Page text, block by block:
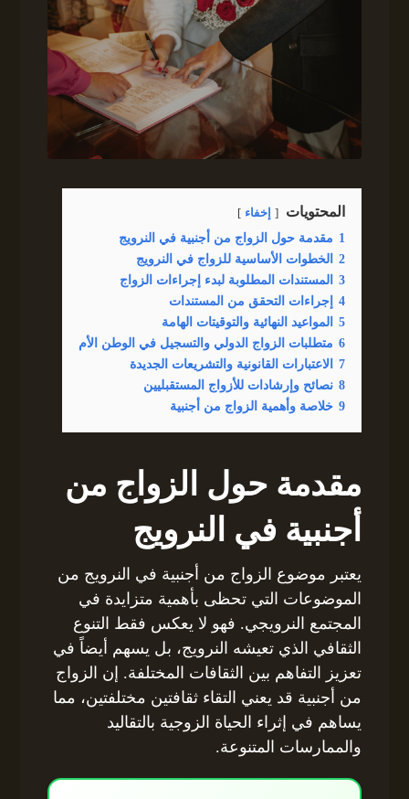
المحتويات إخفاء
1 مقدمة حول الزواج من أجنبية في النرويج
2 الخطوات الأساسية للزواج في النرويج
3 المستندات المطلوبة لبدء إجراءات الزواج
4 إجراءات التحقق من المستندات
5 المواعيد النهائية والتوقيتات الهامة
6 متطلبات الزواج الدولي والتسجيل في الوطن الأم
7 الاعتبارات القانونية والتشريعات الجديدة
8 نصائح وإرشادات للأزواج المستقبليين
9 خلاصة وأهمية الزواج من أجنبية
مقدمة حول الزواج من
أجنبية في النرويج
يعتبر موضوع الزواج من أجنبية في النرويج من
الموضوعات التي تحظى بأهمية متزايدة في
المجتمع النرويجي. فهو لا يعكس فقط التنوع
الثقافي الذي تعيشه النرويج، بل يسهم أيضاً في
تعزيز التفاهم بين الثقافات المختلفة. إن الزواج
من أجنبية قد يعني التقاء ثقافتين مختلفتين، مما
يساهم في إثراء الحياة الزوجية بالتقاليد
والممارسات المتنوعة.